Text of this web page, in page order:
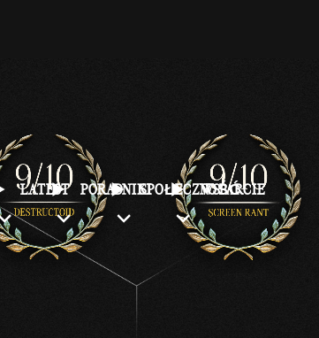
LATEST PORADNIKISPOŁECZNOŚĆ
WSPARCIE